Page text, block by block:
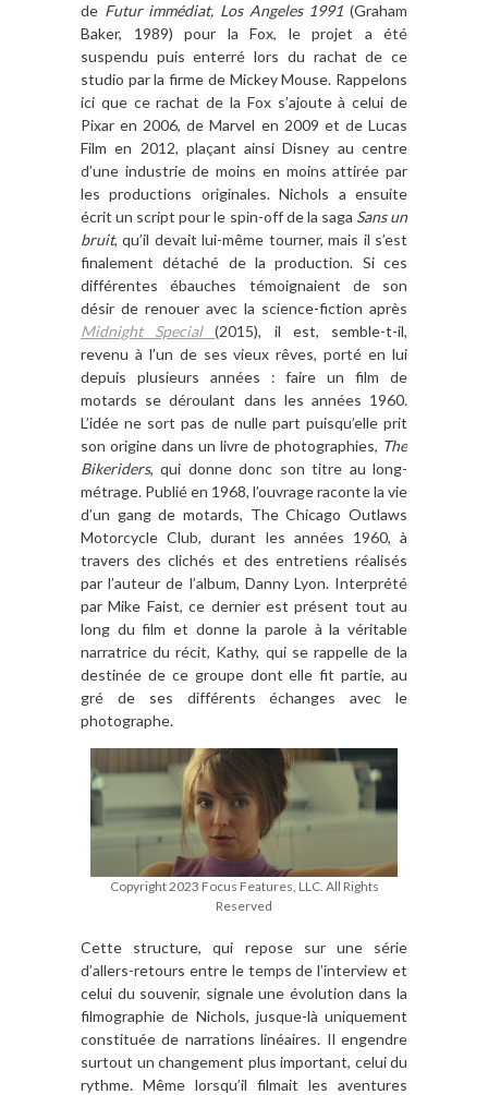
de Futur immédiat, Los Angeles 1991 (Graham
Baker, 1989) pour la Fox, le projet a été
suspendu puis enterré lors du rachat de ce
studio par la firme de Mickey Mouse. Rappelons
ici que ce rachat de la Fox s’ajoute à celui de
Pixar en 2006, de Marvel en 2009 et de Lucas
Film en 2012, plaçant ainsi Disney au centre
d’une industrie de moins en moins attirée par
les productions originales. Nichols a ensuite
écrit un script pour le spin-off de la saga Sans un
bruit, qu’il devait lui-même tourner, mais il s’est
finalement détaché de la production. Si ces
différentes ébauches témoignaient de son
désir de renouer avec la science-fiction après
Midnight Special(2015), il est, semble-t-il,
revenu à l’un de ses vieux rêves, porté en lui
depuis plusieurs années : faire un film de
motards se déroulant dans les années 1960.
L’idée ne sort pas de nulle part puisqu’elle prit
son origine dans un livre de photographies, The
Bikeriders, qui donne donc son titre au long-
métrage. Publié en 1968, l’ouvrage raconte la vie
d’un gang de motards, The Chicago Outlaws
Motorcycle Club, durant les années 1960, à
travers des clichés et des entretiens réalisés
par l’auteur de l’album, Danny Lyon. Interprété
par Mike Faist, ce dernier est présent tout au
long du film et donne la parole à la véritable
narratrice du récit, Kathy, qui se rappelle de la
destinée de ce groupe dont elle fit partie, au
gré de ses différents échanges avec le
photographe.
Copyright 2023 Focus Features, LLC. All Rights
Reserved
Cette structure, qui repose sur une série
d’allers-retours entre le temps de l’interview et
celui du souvenir, signale une évolution dans la
filmographie de Nichols, jusque-là uniquement
constituée de narrations linéaires. Il engendre
surtout un changement plus important, celui du
rythme. Même lorsqu’il filmait les aventures